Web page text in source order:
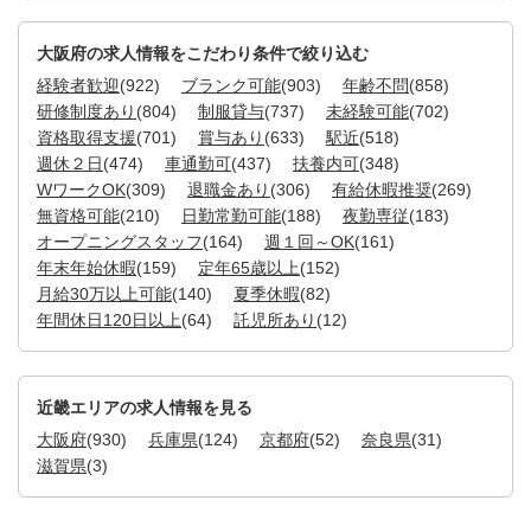
大阪府の求人情報をこだわり条件で絞り込む
経験者歓迎(922) ブランク可能(903) 年齢不問(858)
研修制度あり (804) 制服貸与(737) 未経験可能(702)
資格取得支援(701) 賞与あり (633) 駅近(518)
週休２日(474) 車通勤可(437) 扶養内可(348)
WワークOK(309) 退職金あり (306) 有給休暇推奨(269)
無資格可能(210) 日勤常勤可能(188) 夜勤専従(183)
オープニングスタッフ(164) 週１回～OK(161)
年末年始休暇(159) 定年65歳以上(152)
月給30万以上可能(140) 夏季休暇(82)
年間休日120日以上(64) 託児所あり (12)
近畿エリアの求人情報を見る
大阪府(930) 兵庫県(124) 京都府(52) 奈良県(31)
滋賀県(3)